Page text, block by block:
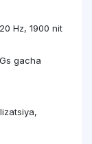
Hz, 1900 nit
gacha